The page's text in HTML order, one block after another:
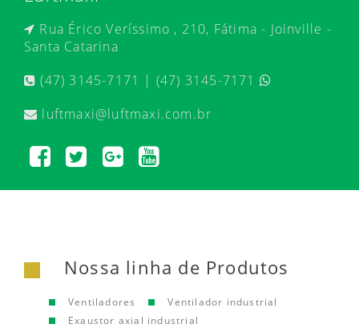
Rua Érico Veríssimo , 210, Fátima - Joinville -
Santa Catarina
(47) 3145-7171 | (47) 3145-7171
luftmaxi@luftmaxi.com.br
Nossa linha de Produtos
Ventiladores
Ventilador industrial
Exaustor axial industrial